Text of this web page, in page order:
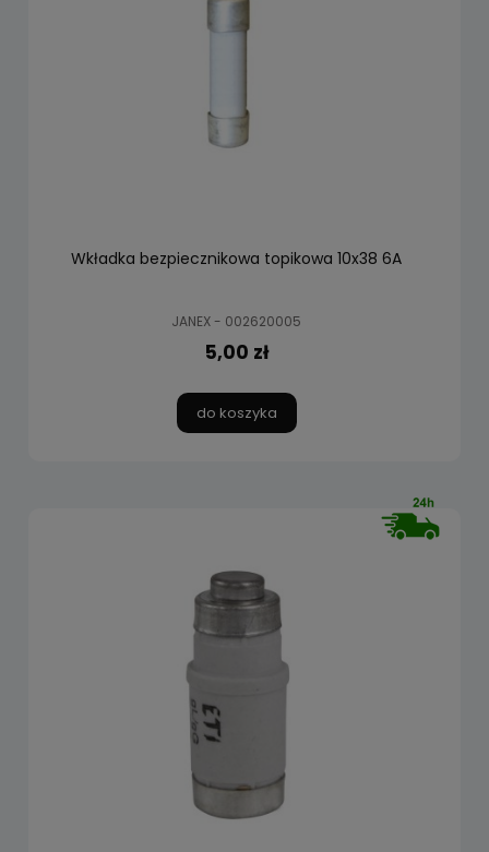
Wkładka bezpiecznikowa topikowa 10x38 6A
JANEX - 002620005
5,00 zł
do koszyka